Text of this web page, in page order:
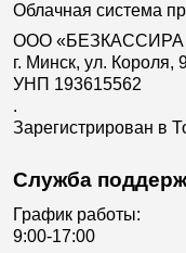
Облачная система
ООО «БЕЗКАССИРА
г. Минск, ул. Короля,
УНП 193615562
.
Зарегистрирован в
Служба
График работы:
9:00-17:00